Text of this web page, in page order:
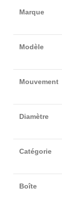
Marque
Modèle
Mouvement
Diamètre
Catégorie
Boîte